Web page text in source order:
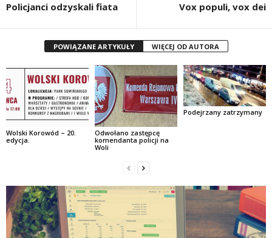
Policjanci odzyskali fiata Vox populi, vox dei
POWIĄZANE ARTYKUŁY WIĘCEJ OD AUTORA
Wolski Korowód – 20.
edycja.
Odwołano zastępcę
komendanta policji na
Woli
Podejrzany zatrzymany